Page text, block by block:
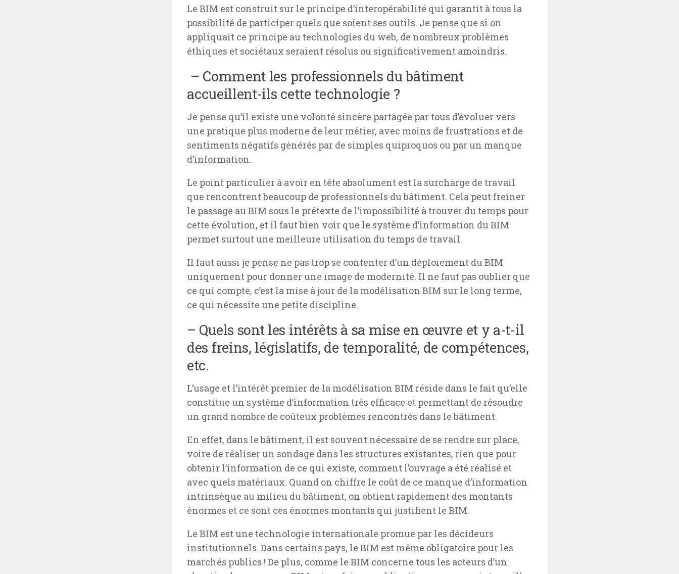
Le BIM est construit sur le principe d’interopérabilité qui garantit à tous la
possibilité de participer quels que soient ses outils. Je pense que si on
appliquait ce principe au technologies du web, de nombreux problèmes
éthiques et sociétaux seraient résolus ou significativement amoindris.
– Comment les professionnels du bâtiment
accueillent-ils cette technologie ?
Je pense qu’il existe une volonté sincère partagée par tous d’évoluer vers
une pratique plus moderne de leur métier, avec moins de frustrations et de
sentiments négatifs générés par de simples quiproquos ou par un manque
d’information.
Le point particulier à avoir en tête absolument est la surcharge de travail
que rencontrent beaucoup de professionnels du bâtiment. Cela peut freiner
le passage au BIM sous le prétexte de l’impossibilité à trouver du temps pour
cette évolution, et il faut bien voir que le système d’information du BIM
permet surtout une meilleure utilisation du temps de travail.
Il faut aussi je pense ne pas trop se contenter d’un déploiement du BIM
uniquement pour donner une image de modernité. Il ne faut pas oublier que
ce qui compte, c’est la mise à jour de la modélisation BIM sur le long terme,
ce qui nécessite une petite discipline.
– Quels sont les intérêts à sa mise en œuvre et y a-t-il
des freins, législatifs, de temporalité, de compétences,
etc.
L’usage et l’intérêt premier de la modélisation BIM réside dans le fait qu’elle
constitue un système d’information très efficace et permettant de résoudre
un grand nombre de coûteux problèmes rencontrés dans le bâtiment.
En effet, dans le bâtiment, il est souvent nécessaire de se rendre sur place,
voire de réaliser un sondage dans les structures existantes, rien que pour
obtenir l’information de ce qui existe, comment l’ouvrage a été réalisé et
avec quels matériaux. Quand on chiffre le coût de ce manque d’information
intrinsèque au milieu du bâtiment, on obtient rapidement des montants
énormes et ce sont ces énormes montants qui justifient le BIM.
Le BIM est une technologie internationale promue par les décideurs
institutionnels. Dans certains pays, le BIM est même obligatoire pour les
marchés publics ! De plus, comme le BIM concerne tous les acteurs d’un